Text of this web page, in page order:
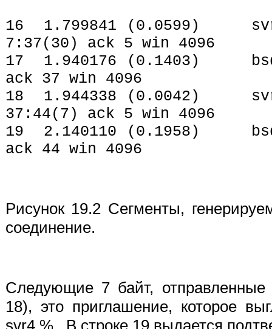
16 1.799841 (0.0599)
7:37(30) ack 5 win 4096
17 1.940176 (0.1403)
ack 37 win 4096
18 1.944338 (0.0042)
37:44(7) ack 5 win 4096
19 2.140110 (0.1958)
ack 44 win 4096
Рисунок 19.2 Сегменты,
соединение.
Следующие 7 байт, отправленные
18), это приглашение, которое
svr4 % . В строке 19 выдается